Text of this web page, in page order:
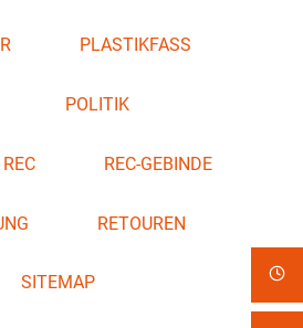
PLASTIKFASS
POLITIK
REC REC-GEBINDE
RETOUREN
SITEMAP